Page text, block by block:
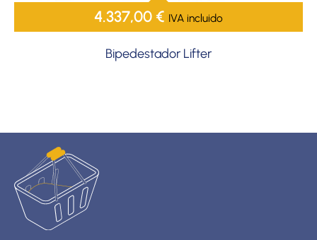
4.337,00€ IVA incluido
Bipedestador Lifter